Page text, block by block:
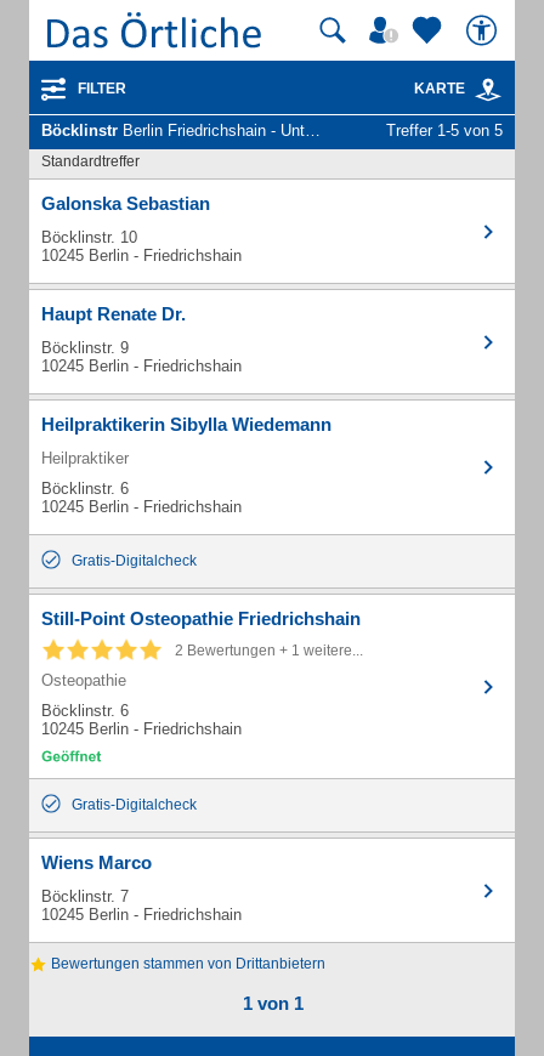
FILTER KARTE
Böcklinstr Berlin Friedrichshain - Unternehmen und Personen Treffer 1-5 von 5
Standardtreffer
Galonska Sebastian
Böcklinstr. 10
10245 Berlin - Friedrichshain
Haupt Renate Dr.
Böcklinstr. 9
10245 Berlin - Friedrichshain
Heilpraktikerin Sibylla Wiedemann
Heilpraktiker
Böcklinstr. 6
10245 Berlin - Friedrichshain
Gratis-Digitalcheck
Still-Point Osteopathie Friedrichshain
2 Bewertungen + 1 weitere...
Osteopathie
Böcklinstr. 6
10245 Berlin - Friedrichshain
Gratis-Digitalcheck
Wiens Marco
Böcklinstr. 7
10245 Berlin - Friedrichshain
Bewertungen stammen von Drittanbietern
1 von 1